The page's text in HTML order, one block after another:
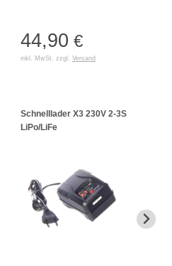
44,90 €
inkl. MwSt. zzgl. Versand
Schnelllader X3 230V 2-3S
LiPo/LiFe